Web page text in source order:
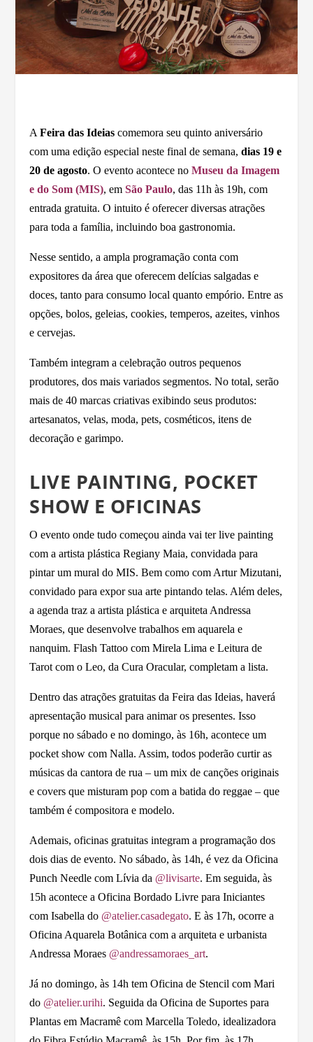
AFeira das Ideiascomemora seu quinto aniversário
com uma edição especial neste final de semana,dias 19 e
20 de agosto. O evento acontece noMuseu da Imagem
e do Som (MIS), emSão Paulo, das 11h às 19h, com
entrada gratuita. O intuito é oferecer diversas atrações
para toda a família, incluindo boa gastronomia.
Nesse sentido, a ampla programação conta com
expositores da área que oferecem delícias salgadas e
doces, tanto para consumo local quanto empório. Entre as
opções, bolos, geleias, cookies, temperos, azeites, vinhos
e cervejas.
Também integram a celebração outros pequenos
produtores, dos mais variados segmentos. No total, serão
mais de 40 marcas criativas exibindo seus produtos:
artesanatos, velas, moda, pets, cosméticos, itens de
decoração e garimpo.
LIVE PAINTING, POCKET
SHOW E OFICINAS
O evento onde tudo começou ainda vai ter live painting
com a artista plástica Regiany Maia, convidada para
pintar um mural do MIS. Bem como com Artur Mizutani,
convidado para expor sua arte pintando telas. Além deles,
a agenda traz a artista plástica e arquiteta Andressa
Moraes, que desenvolve trabalhos em aquarela e
nanquim. Flash Tattoo com Mirela Lima e Leitura de
Tarot com o Leo, da Cura Oracular, completam a lista.
Dentro das atrações gratuitas da Feira das Ideias, haverá
apresentação musical para animar os presentes. Isso
porque no sábado e no domingo, às 16h, acontece um
pocket show com Nalla. Assim, todos poderão curtir as
músicas da cantora de rua – um mix de canções originais
e covers que misturam pop com a batida do reggae – que
também é compositora e modelo.
Ademais, oficinas gratuitas integram a programação dos
dois dias de evento. No sábado, às 14h, é vez da Oficina
Punch Needle com Lívia da @livisarte. Em seguida, às
15h acontece a Oficina Bordado Livre para Iniciantes
com Isabella do @atelier.casadegato. E às 17h, ocorre a
Oficina Aquarela Botânica com a arquiteta e urbanista
Andressa Moraes @andressamoraes_art.
Já no domingo, às 14h tem Oficina de Stencil com Mari
do @atelier.urihi. Seguida da Oficina de Suportes para
Plantas em Macramê com Marcella Toledo, idealizadora